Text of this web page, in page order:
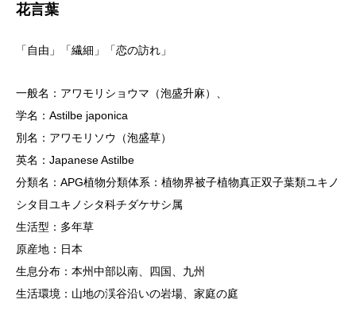
花言葉
「自由」「繊細」「恋の訪れ」
一般名：アワモリショウマ（泡盛升麻）、
学名：Astilbe japonica
別名：アワモリソウ（泡盛草）
英名：Japanese Astilbe
分類名：APG植物分類体系：植物界被子植物真正双子葉類ユキノ
シタ目ユキノシタ科チダケサシ属
生活型：多年草
原産地：日本
生息分布：本州中部以南、四国、九州
生活環境：山地の渓谷沿いの岩場、家庭の庭